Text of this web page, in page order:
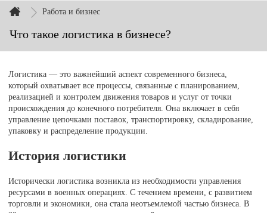
Работа и бизнес
Что такое логистика в бизнесе?
Логистика — это важнейший аспект современного бизнеса,
который охватывает все процессы, связанные с планированием,
реализацией и контролем движения товаров и услуг от точки
происхождения до конечного потребителя. Она включает в себя
управление цепочками поставок, транспортировку, складирование,
упаковку и распределение продукции.
История логистики
Исторически логистика возникла из необходимости управления
ресурсами в военных операциях. С течением времени, с развитием
торговли и экономики, она стала неотъемлемой частью бизнеса. В